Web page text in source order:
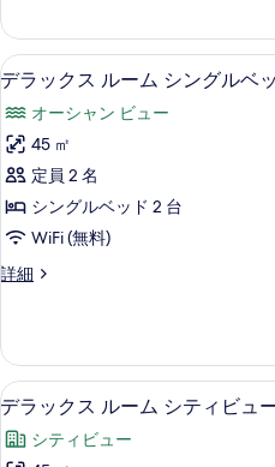
ン
グ
ベ
ッ
ド
1
台
シ
ー
ー
の
す
べ
ス
ル
ー
キ
ン
ベ
ッ
ド
台
ュ
ー
の
詳
細
デ
ラ
ッ
ク
ス
ル
ー
ム
ン
グ
ル
ベ
6
デラックス ルーム シングルベ
オーシャン ビュー
45 ㎡
定員 2 名
シングルベッド 2 台
WiFi (無料)
詳細
デ
ス
ル
ー
シ
デ
ラ
ッ
9
デラックス ルーム シティビュ
シティビュー